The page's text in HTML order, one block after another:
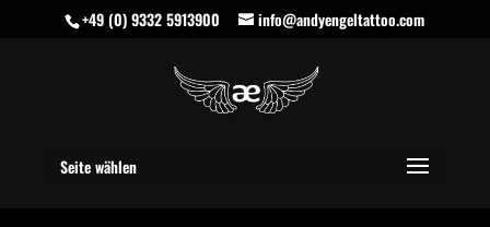
+49 (0) 9332 5913900 info@andyengeltattoo.com
Seite wählen